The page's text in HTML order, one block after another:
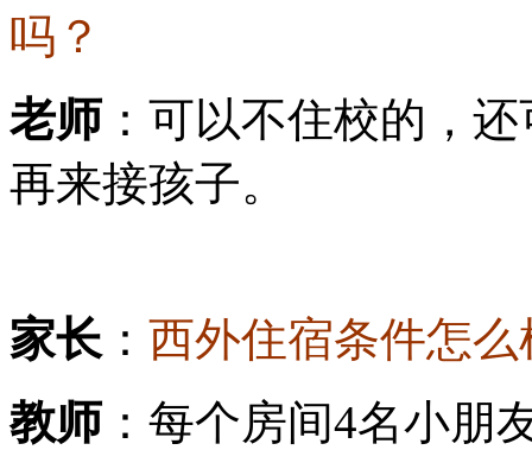
吗？
老师 ：可以不住校的，
再来接孩子。
家长 ： 西外住宿条件怎么
教师 ：每个房间4名小朋